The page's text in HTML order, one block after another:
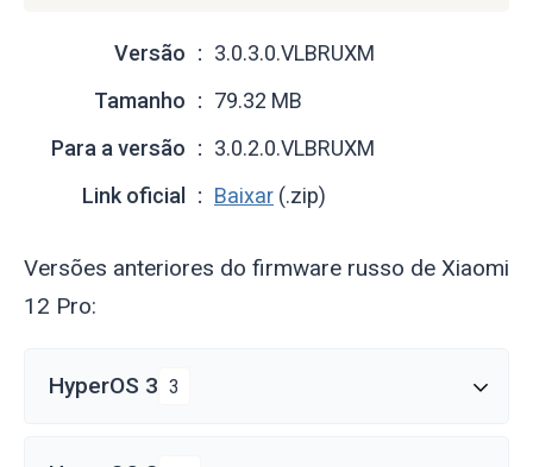
Versão
3.0.3.0.VLBRUXM
Tamanho
79.32 MB
Para a versão
3.0.2.0.VLBRUXM
Link oficial
Baixar (.zip)
Versões anteriores do firmware russo de Xiaomi
12 Pro:
HyperOS 3 3